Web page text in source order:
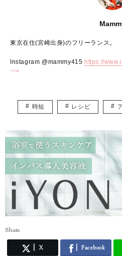
東京在住(宮崎出身)のフリーランス。
Instagram @mammy415 https://
=ja
時短 レシピ
Share
X Facebook